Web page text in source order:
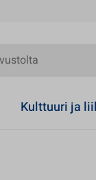
Kulttuuri ja